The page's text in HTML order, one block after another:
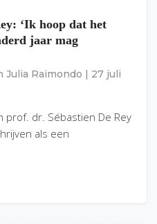
‘Ik hoop dat het
jaar mag
Julia Raimondo
27 juli
prof. dr. Sébastien De Rey
als een